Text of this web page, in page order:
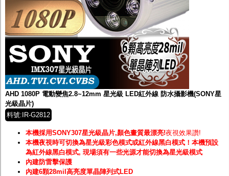
AHD 1080P 電動變焦2.8~12mm 星光級 LED紅外線 防水攝影機(SONY星
光級晶片)
料號:IR-G2812
本機採用SONY307星光級晶片,顏色畫質最漂亮!夜視效果讚!
本機夜視時可切換為星光級彩色模式或紅外線黑白模式！ 本機預設
為紅外線黑白模式, 現場須有一些光源才能切換為星光級模式
內建防雷擊保護
內建6顆28mil高亮度單晶陣列式LED